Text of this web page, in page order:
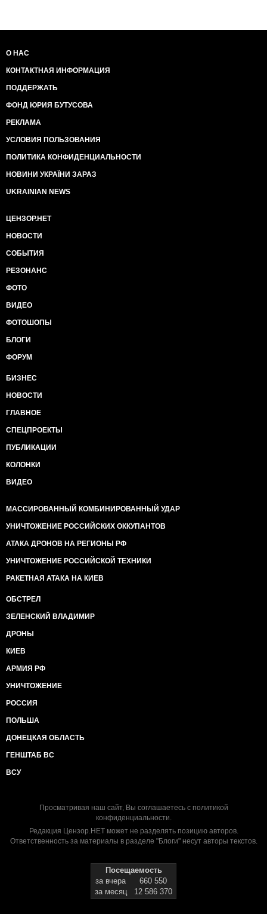
О НАС
КОНТАКТНАЯ ИНФОРМАЦИЯ
ПОДДЕРЖАТЬ
ФОНД ЮРИЯ БУТУСОВА
РЕКЛАМА
УСЛОВИЯ ПОЛЬЗОВАНИЯ
ПОЛИТИКА КОНФИДЕНЦИАЛЬНОСТИ
НОВИНИ УКРАЇНИ ЗАРАЗ
UKRAINIAN NEWS
ЦЕНЗОР.НЕТ
НОВОСТИ
СОБЫТИЯ
РЕЗОНАНС
ФОТО
ВИДЕО
ФОТОШОПЫ
БЛОГИ
ФОРУМ
БИЗНЕС
НОВОСТИ
ГЛАВНОЕ
СПЕЦПРОЕКТЫ
ПУБЛИКАЦИИ
КОЛОНКИ
ВИДЕО
МАССИРОВАННЫЙ КОМБИНИРОВАННЫЙ УДАР
УНИЧТОЖЕНИЕ РОССИЙСКИХ ОККУПАНТОВ
АТАКА ДРОНОВ НА РЕГИОНЫ РФ
УНИЧТОЖЕНИЕ РОССИЙСКОЙ ТЕХНИКИ
РАКЕТНАЯ АТАКА НА КИЕВ
ОБСТРЕЛ
ЗЕЛЕНСКИЙ ВЛАДИМИР
ДРОНЫ
КИЕВ
АРМИЯ РФ
УНИЧТОЖЕНИЕ
РОССИЯ
ПОЛЬША
ДОНЕЦКАЯ ОБЛАСТЬ
ГЕНШТАБ ВС
ВСУ
Просматривая наш сайт, Вы соглашаетесь с политикой
конфиденциальности.
Редакция Цензор.НЕТ может не разделять позицию авторов.
Ответственность за материалы в разделе "Блоги" несут авторы текстов.
Посещаемость
за вчера
660 550
за месяц
12 586 370